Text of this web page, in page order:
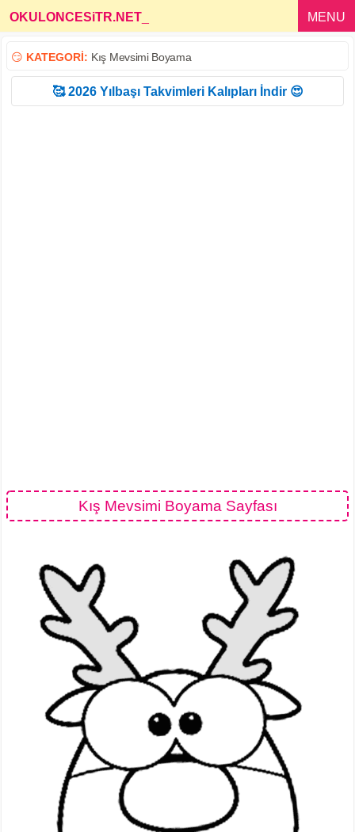
OKULONCESiTR.NET MENU
😏 KATEGORİ: Kış Mevsimi Boyama
🥰 2026 Yılbaşı Takvimleri Kalıpları İndir 😍
Kış Mevsimi Boyama Sayfası